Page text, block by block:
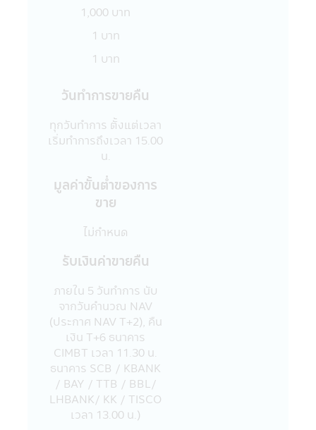
แอปพลิเคชันผ่านโทรศัพท์มือถือนี้ได้เผยแพร่
ออกไป ไม่ว่าเป็นการเฉพาะเจาะจง หรือเป็นการ
ผิด หรือก่อให้เกิดความเสียหายต่อทรัพย์สิน
19. การแก้ไขเปลี่ยนแปลง รายงาน ข้อความ
โทรศัพท์มือถือนี้ด้วยวิธีการใดๆ โดยเจตนา
หรือโดยมิได้รับอนุญาตจากบริษัทจัดการก่อน
และเป็นผลให้เกิดความเสียหายต่อทรัพย์สิน
หรือชื่อเสียงของบริษัทจัดการ หรือบุคคลอื่น
เป็นการกระทำที่ผิดกฎหมายและความผิดที่เป็น
ไปตามพระราชบัญญัติ (พ.ร.บ.) ว่าด้วยการกระ
กล่าวนอกจากจะต้องรับผิดชอบต่อความเสีย
หายในทางแพ่งแล้ว อาจต้องรับโทษในทาง
อาญาอีกด้วย
20. เว็บไซต์ต่างๆ ทั้งในประเทศและต่าง
ประเทศที่ลิงก์อยู่ในแอปพลิเคชันผ่านโทรศัพท์
มือถือนี้ บริษัทจัดการได้จัดรวบรวมขึ้นเพื่อ
ความสะดวกในการเข้าไปชมเว็บไซต์เท่านั้น ดัง
นั้นการที่เว็บไซต์ดังกล่าวเสนอข้อมูล ความรู้
แนวคิด หรือเสนอการให้บริการ หรือการเสนอ
ขายสินค้าต่างๆ ที่มีอยู่ในเว็บไซต์ดังกล่าวต่อผู้ที่
สนใจเข้าชมเว็บไซต์นั้น โดยเฉพาะเว็บไซต์ต่าง
ประเทศบางแห่งในปัจจุบันอาจจะยังไม่สามารถ
ให้บริการ หรือเสนอขายสินค้าต่างๆ ใน
1,000 บาท
1 บาท
1 บาท
วันทำการขายคืน
ทุกวันทำการ ตั้งแต่เวลา
เริ่มทำการถึงเวลา 15.00
น.
มูลค่าขั้นตํ่าของการ
ขาย
ไม่กำหนด
รับเงินค่าขายคืน
ภายใน 5 วันทำการ นับ
จากวันคำนวณ NAV
(ประกาศ NAV T+2), คืน
เงิน T+6 ธนาคาร
CIMBT เวลา 11.30 น.
ธนาคาร SCB / KBANK
/ BAY / TTB / BBL/
LHBANK/ KK / TISCO
เวลา 13.00 น.)